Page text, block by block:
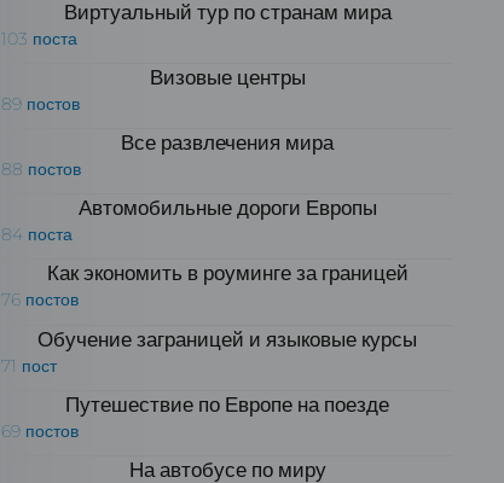
Виртуальный тур по странам мира
103 поста
Визовые центры
89 постов
Все развлечения мира
88 постов
Автомобильные дороги Европы
84 поста
Как экономить в роуминге за границей
76 постов
Обучение заграницей и языковые курсы
71 пост
Путешествие по Европе на поезде
69 постов
На автобусе по миру